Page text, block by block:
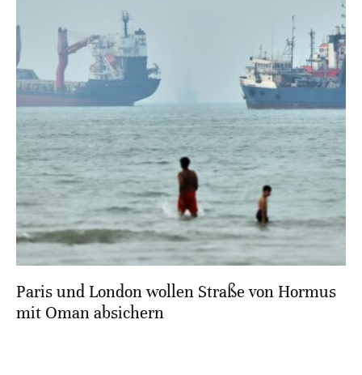
Paris und London wollen Straße von Hormus
mit Oman absichern